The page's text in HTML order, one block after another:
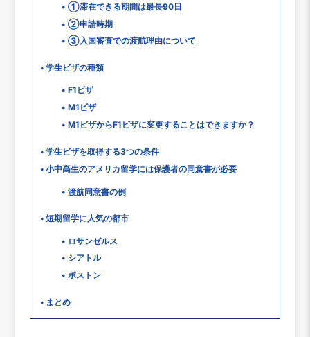
①滞在できる期間は最長90日
②申請時期
③入国審査での渡航理由について
学生ビザの種類
F1ビザ
M1ビザ
M1ビザからF1ビザに変更することはできますか？
学生ビザを取得する3つの条件
小中高生のアメリカ留学には保護者の同意書が必要
渡航同意書の例
短期留学に人気の都市
ロサンゼルス
シアトル
ボストン
まとめ